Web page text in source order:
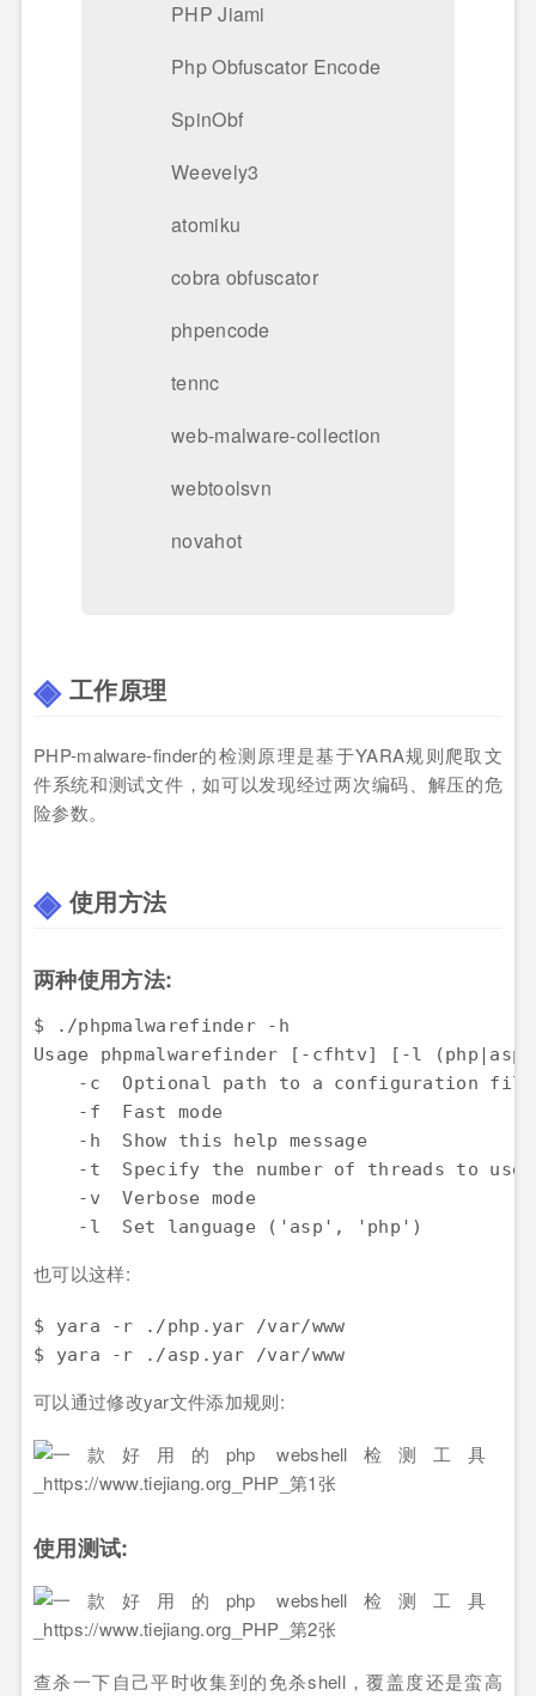
PHP Jiami
Php Obfuscator Encode
SpinObf
Weevely3
atomiku
cobra obfuscator
phpencode
tennc
web-malware-collection
webtoolsvn
novahot
工作原理
PHP-malware-finder的检测原理是基于YARA规则爬取文
件系统和测试文件，如可以发现经过两次编码、解压的危
险参数。
使用方法
两种使用方法:
$ ./phpmalwarefinder -h
Usage phpmalwarefinder [-cfhtv] [-l
    -c  Optional path to a configuration file
    -f  Fast mode
    -h  Show this help message
-t  Specify the number of threads to use
    -v  Verbose mode
    -l  Set language ('asp', 'php')
也可以这样:
$ yara -r ./php.yar /var/www
$ yara -r ./asp.yar /var/www
可以通过修改yar文件添加规则:
使用测试:
查杀一下自己平时收集到的免杀shell，覆盖度还是蛮高